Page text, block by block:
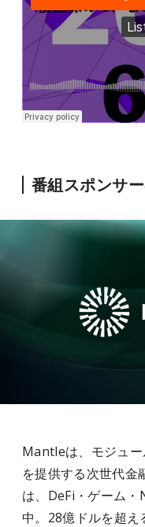
番組スポンサ
Mantleは、モジュ
を提供する次世代
は、DeFi・ゲーム
中。28億ドルを超え